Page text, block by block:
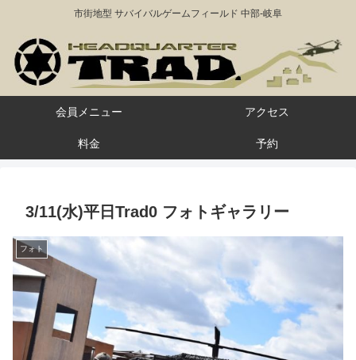
市街地型 サバイバルゲームフィールド 中部-岐阜
会員メニュー アクセス
料金 予約
3/11(水)平日Trad0 フォトギャラリー
フォト